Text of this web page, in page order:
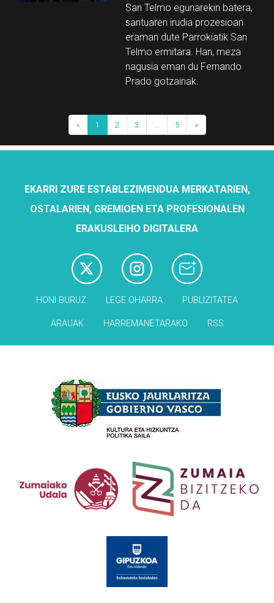
San Telmo egunarekin batera,
santuaren irudia prozesioan
eraman dute Parrokiatik San
Telmo ermitara. Han, meza
nagusia eman du Fernando
Prado gotzainak.
« 1 2 3 5 »
EKARRI ZURE ESTABLEZIMENDUA MERKATARIEN,
OSTALARIEN, GREMIOEN ETA PROFESIONALEN
ERAKUSLEIHO DIGITALERA
HONI BURUZ LEGE OHARRA PUBLIZITATEA
ARAUAK HARREMANETARAKO RSS